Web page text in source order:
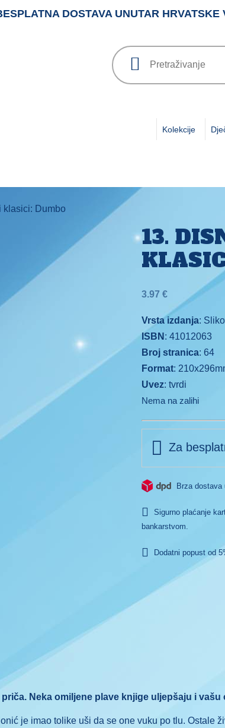
DOSTAVA UNUTAR HRVATSKE
Kolekcije
klasici: Dumbo
13.
3.97 €
Vrsta izdanja:
ISBN : 41012063
Broj stranica: 64
Format:
Uvez: tvrdi
Nema na zalihi
Za
Brza dostava
Sigurno plaćanje
bankarstvom.
Dodatni popust od
Neka omiljene plave knjige uljepšaju i
je imao tolike uši da se one vuku po tlu. Ostale